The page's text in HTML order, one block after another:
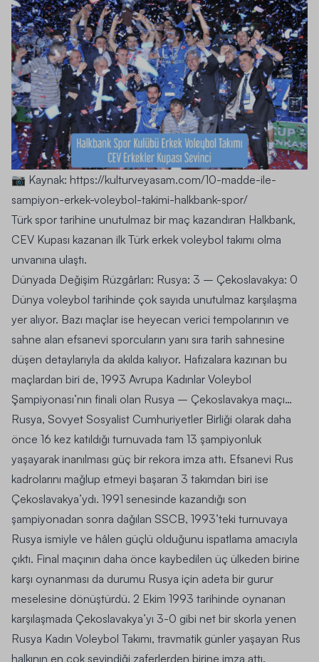
📷 Kaynak: https://kulturveyasam.com/10-madde-ile-
sampiyon-erkek-voleybol-takimi-halkbank-spor/
Türk spor tarihine unutulmaz bir maç kazandıran Halkbank,
CEV Kupası kazanan ilk Türk erkek voleybol takımı olma
unvanına ulaştı.
Dünyada Değişim Rüzgârları: Rusya: 3 – Çekoslavakya: 0
Dünya voleybol tarihinde çok sayıda unutulmaz karşılaşma
yer alıyor. Bazı maçlar ise heyecan verici tempolarının ve
sahne alan efsanevi sporcuların yanı sıra tarih sahnesine
düşen detaylarıyla da akılda kalıyor. Hafızalara kazınan bu
maçlardan biri de, 1993 Avrupa Kadınlar Voleybol
Şampiyonası’nın finali olan Rusya – Çekoslavakya maçı…
Rusya, Sovyet Sosyalist Cumhuriyetler Birliği olarak daha
önce 16 kez katıldığı turnuvada tam 13 şampiyonluk
yaşayarak inanılması güç bir rekora imza attı. Efsanevi Rus
kadrolarını mağlup etmeyi başaran 3 takımdan biri ise
Çekoslavakya’ydı. 1991 senesinde kazandığı son
şampiyonadan sonra dağılan SSCB, 1993’teki turnuvaya
Rusya ismiyle ve hâlen güçlü olduğunu ispatlama amacıyla
çıktı. Final maçının daha önce kaybedilen üç ülkeden birine
karşı oynanması da durumu Rusya için adeta bir gurur
meselesine dönüştürdü. 2 Ekim 1993 tarihinde oynanan
karşılaşmada Çekoslavakya’yı 3-0 gibi net bir skorla yenen
Rusya Kadın Voleybol Takımı, travmatik günler yaşayan Rus
halkının en çok sevindiği zaferlerden birine imza attı.